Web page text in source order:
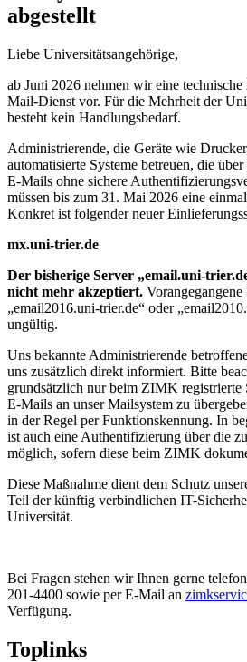
abgestellt
Liebe Universitätsangehörige,
ab Juni 2026 nehmen wir eine
Mail-Dienst vor. Für die Mehrheit der
besteht kein Handlungsbedarf.
Administrierende, die Geräte wie
automatisierte Systeme betreuen, die
E-Mails ohne sichere
müssen bis zum 31. Mai 2026 eine
Konkret ist folgender neuer
mx.uni-trier.de
Der bisherige Server „email.uni-
nicht mehr akzeptiert.
„email2016.uni-trier.de“ oder
ungültig.
Uns bekannte Administrierende
uns zusätzlich direkt informiert. Bitte
grundsätzlich nur beim ZIMK registrierte
E-Mails an unser Mailsystem zu
in der Regel per Funktionskennung. In
ist auch eine Authentifizierung über die
möglich, sofern diese beim ZIMK
Diese Maßnahme dient dem Schutz
Teil der künftig verbindlichen IT-
Universität.
Bei Fragen stehen wir Ihnen gerne
201-4400 sowie per E-Mail an
Verfügung.
Toplinks